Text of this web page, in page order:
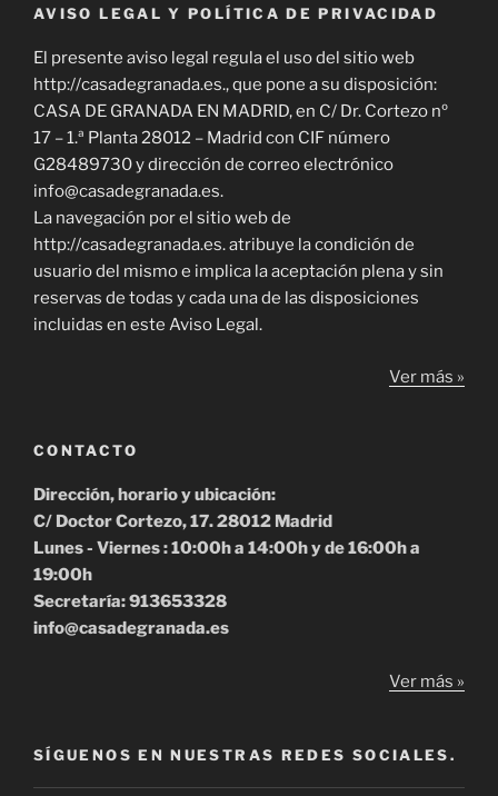
AVISO LEGAL Y POLÍTICA DE PRIVACIDAD
El presente aviso legal regula el uso del sitio web
http://casadegranada.es., que pone a su disposición:
CASA DE GRANADA EN MADRID, en C/ Dr. Cortezo nº
17 – 1.ª Planta 28012 – Madrid con CIF número
G28489730 y dirección de correo electrónico
info@casadegranada.es.
La navegación por el sitio web de
http://casadegranada.es. atribuye la condición de
usuario del mismo e implica la aceptación plena y sin
reservas de todas y cada una de las disposiciones
incluidas en este Aviso Legal.
Ver más »
CONTACTO
Dirección, horario y ubicación:
C/ Doctor Cortezo, 17. 28012 Madrid
Lunes - Viernes : 10:00h a 14:00h y de 16:00h a
19:00h
Secretaría: 913653328
info@casadegranada.es
Ver más »
SÍGUENOS EN NUESTRAS REDES SOCIALES.